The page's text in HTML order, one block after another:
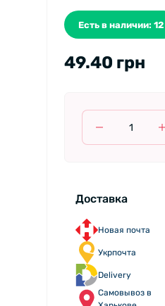
Есть в наличии: 12
49.40 грн
Доставка
Новая почта
Укрпочта
Delivery
Самовывоз в